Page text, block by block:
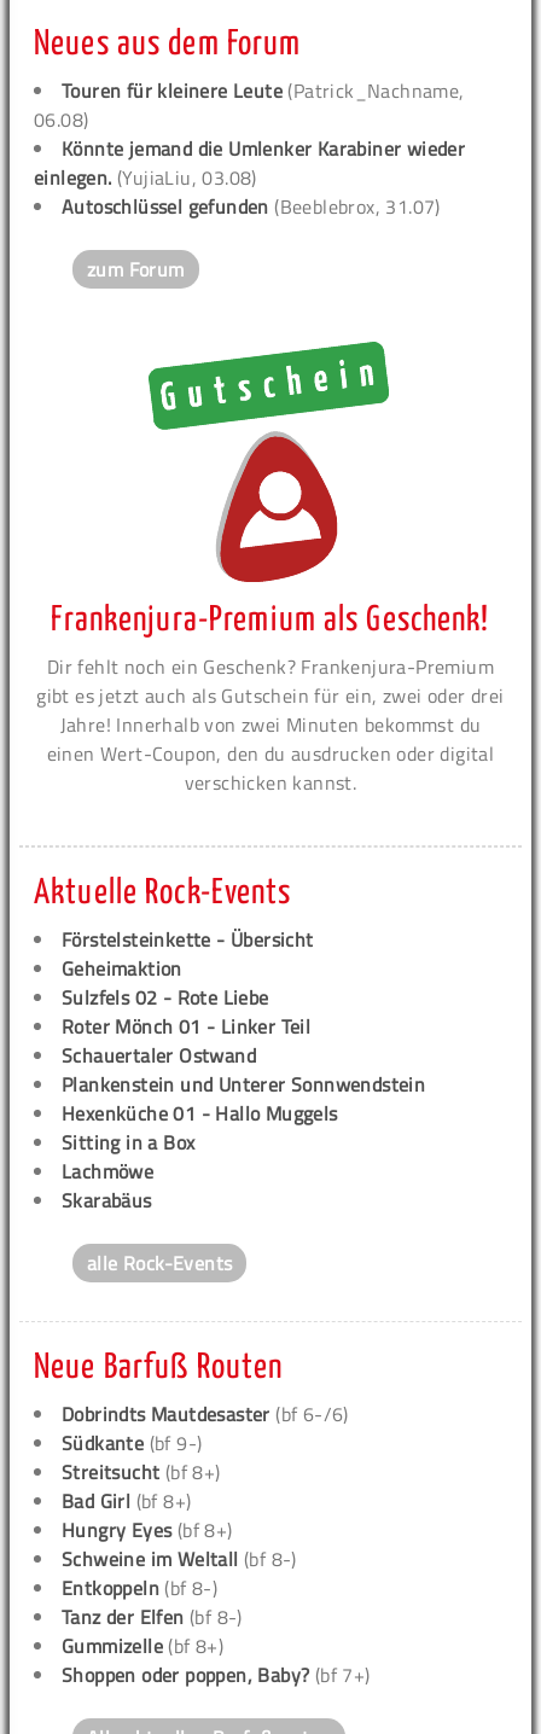
Neues aus dem Forum
Touren für kleinere Leute (Patrick_Nachname,
06.08)
Könnte jemand die Umlenker Karabiner wieder
einlegen. (YujiaLiu, 03.08)
Autoschlüssel gefunden (Beeblebrox, 31.07)
zum Forum
Frankenjura-Premium als Geschenk!
Dir fehlt noch ein Geschenk? Frankenjura-Premium
gibt es jetzt auch als Gutschein für ein, zwei oder drei
Jahre! Innerhalb von zwei Minuten bekommst du
einen Wert-Coupon, den du ausdrucken oder digital
verschicken kannst.
Aktuelle Rock-Events
Förstelsteinkette - Übersicht
Geheimaktion
Sulzfels 02 - Rote Liebe
Roter Mönch 01 - Linker Teil
Schauertaler Ostwand
Plankenstein und Unterer Sonnwendstein
Hexenküche 01 - Hallo Muggels
Sitting in a Box
Lachmöwe
Skarabäus
alle Rock-Events
Neue Barfuß Routen
Dobrindts Mautdesaster (bf 6-/6)
Südkante (bf 9-)
Streitsucht (bf 8+)
Bad Girl (bf 8+)
Hungry Eyes(bf 8+)
Schweine im Weltall (bf 8-)
Entkoppeln (bf 8-)
Tanz der Elfen (bf 8-)
Gummizelle (bf 8+)
Shoppen oder poppen, Baby? (bf 7+)